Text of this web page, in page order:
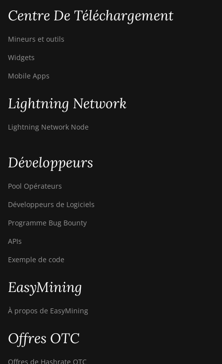
BITMAIN AntMiner
BITMAIN AntMiner
BITMAIN AntMiner
BITMAIN AntMiner
Z11e
BITMAIN AntMiner
Z15
BITMAIN AntMiner
Z15 Pro
BITMAIN AntMiner
BITMAIN AntMiner
Centre De Téléchargement
Mineurs et outils
Widgets
Mobile Apps
Lightning Network
Lightning Network Node
Développeurs
Pool Opérateurs
Développeurs de Logiciels
Programme Bug Bounty
APIs
Exemple de code
EasyMining
À propos de EasyMining
Offres OTC
Offres de Hashrate OTC